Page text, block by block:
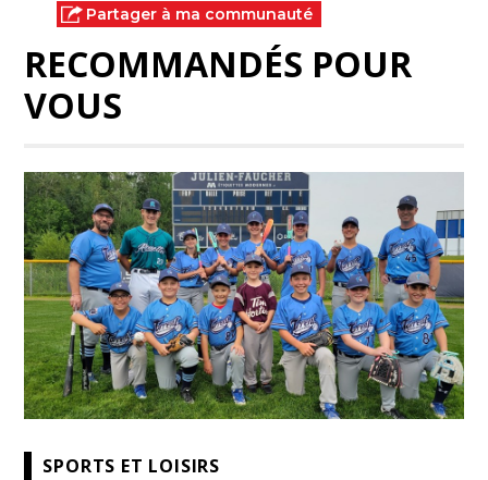
Partager à ma communauté
RECOMMANDÉS POUR
VOUS
SPORTS ET LOISIRS